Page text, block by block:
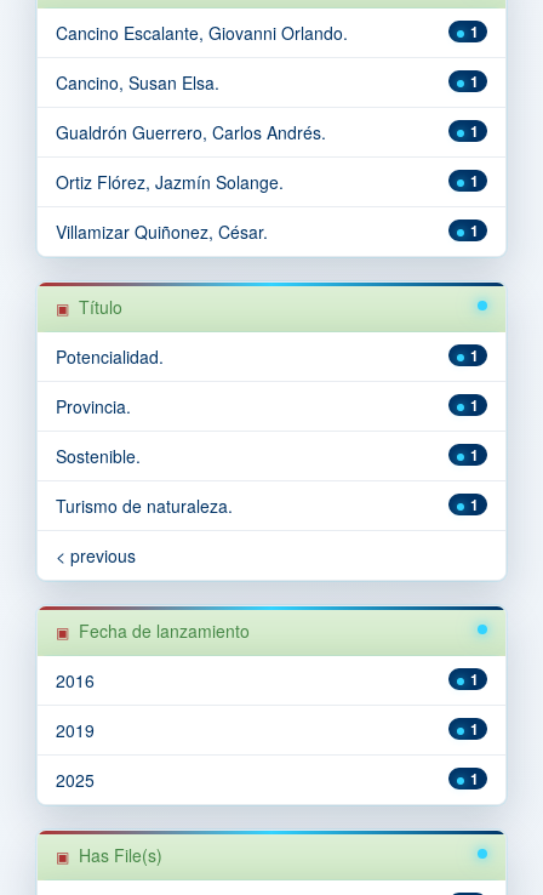
1
Cancino Escalante, Giovanni Orlando.
1
Cancino, Susan Elsa.
1
Gualdrón Guerrero, Carlos Andrés.
1
Ortiz Flórez, Jazmín Solange.
1
Villamizar Quiñonez, César.
Título
1
Potencialidad.
1
Provincia.
1
Sostenible.
1
Turismo de naturaleza.
< previous
Fecha de lanzamiento
1
2016
1
2019
1
2025
Has File(s)